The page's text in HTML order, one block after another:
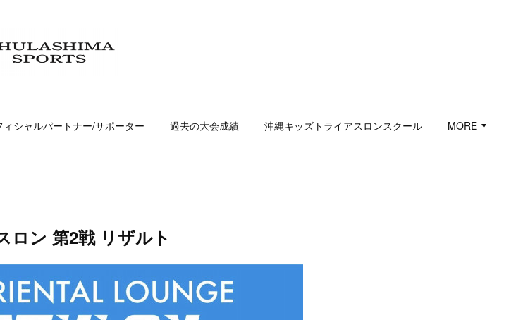
ィシャルパートナー/サポーター 過去の大会成績 沖縄キッズトライアスロンスクール MORE
ロン 第2戦 リザルト